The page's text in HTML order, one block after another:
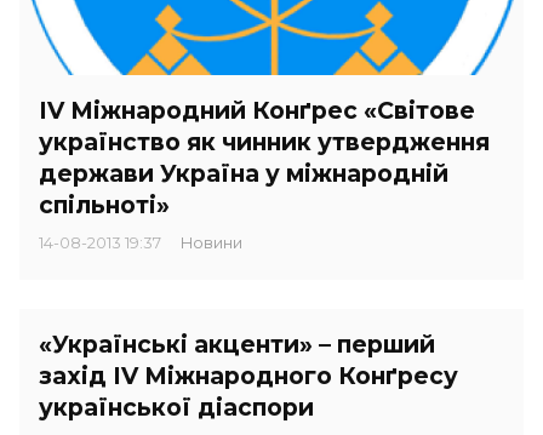
IV Міжнародний Конґрес «Світове
українство як чинник утвердження
держави Україна у міжнародній
спільноті»
14-08-2013 19:37 Новини
«Українські акценти» – перший
захід IV Міжнародного Конґресу
української діаспори